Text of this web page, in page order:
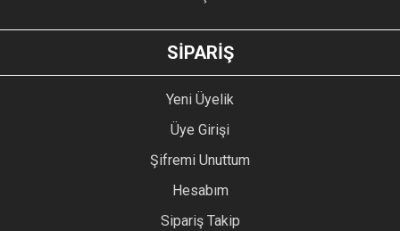
GÖNDER
SİPARİŞ
Yeni Üyelik
Üye Girişi
Şifremi Unuttum
Hesabım
Sipariş Takip